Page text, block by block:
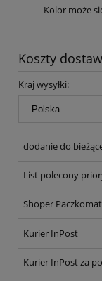
Kolor może
Koszty
Cena nie
Kraj wysyłki:
dodanie do
List polecony
Shoper
Kurier InPost
Kurier InPost za